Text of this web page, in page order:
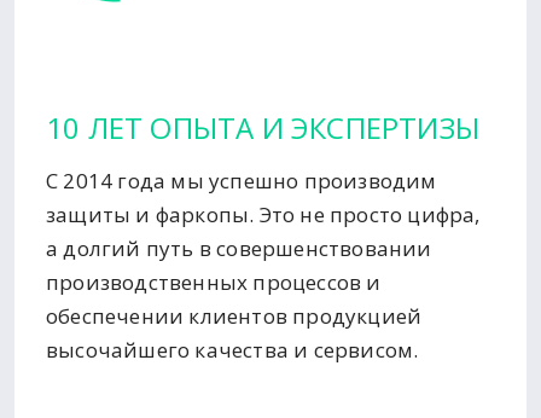
10 ЛЕТ ОПЫТА И ЭКСПЕРТИЗЫ
С 2014 года мы успешно производим
защиты и фаркопы. Это не просто цифра,
а долгий путь в совершенствовании
производственных процессов и
обеспечении клиентов продукцией
высочайшего качества и сервисом.